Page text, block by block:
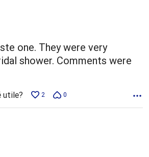
one. They were very
shower. Comments were
utile? 2 0